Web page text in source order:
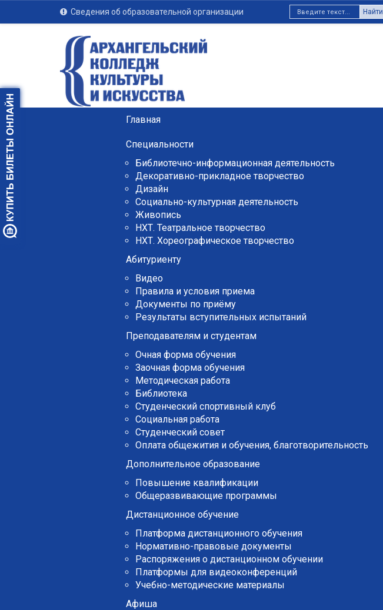
Сведения об образовательной организации Найти
Главная
Специальности
Библиотечно-информационная деятельность
Декоративно-прикладное творчество
Дизайн
Социально-культурная деятельность
Живопись
НХТ. Театральное творчество
НХТ. Хореографическое творчество
Абитуриенту
Видео
Правила и условия приема
Документы по приёму
Результаты вступительных испытаний
Преподавателям и студентам
Очная форма обучения
Заочная форма обучения
Методическая работа
Библиотека
Студенческий спортивный клуб
Социальная работа
Студенческий совет
Оплата общежития и обучения, благотворительность
Дополнительное образование
Повышение квалификации
Общеразвивающие программы
Дистанционное обучение
Платформа дистанционного обучения
Нормативно-правовые документы
Распоряжения о дистанционном обучении
Платформы для видеоконференций
Учебно-методические материалы
Афиша